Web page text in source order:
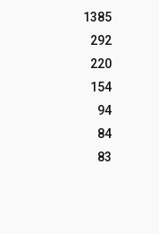
1385
292
220
154
94
84
83